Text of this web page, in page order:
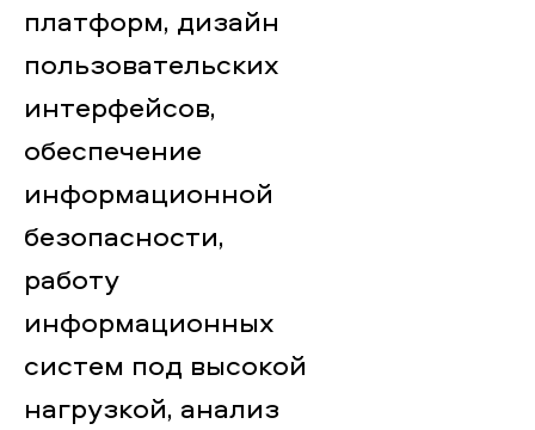
платформ, дизайн
пользовательских
интерфейсов,
обеспечение
информационной
безопасности,
работу
информационных
систем под высокой
нагрузкой, анализ